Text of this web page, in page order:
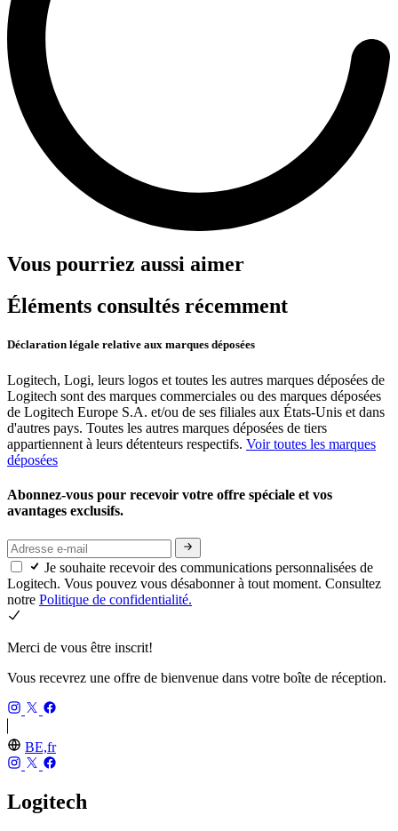
Vous pourriez aussi aimer
Éléments consultés récemment
Déclaration légale relative aux marques déposées
Logitech, Logi, leurs logos et toutes les autres marques déposées de
Logitech sont des marques commerciales ou des marques déposées
de Logitech Europe S.A. et/ou de ses filiales aux États-Unis et dans
d'autres pays. Toutes les autres marques déposées de tiers
appartiennent à leurs détenteurs respectifs. Voir toutes les marques
déposées
Abonnez-vous pour recevoir votre offre spéciale et vos
avantages exclusifs.
Je souhaite recevoir des communications personnalisées de
Logitech. Vous pouvez vous désabonner à tout moment. Consultez
notre Politique de confidentialité.
Merci de vous être inscrit!
Vous recevrez une offre de bienvenue dans votre boîte de réception.
BE,fr
Logitech